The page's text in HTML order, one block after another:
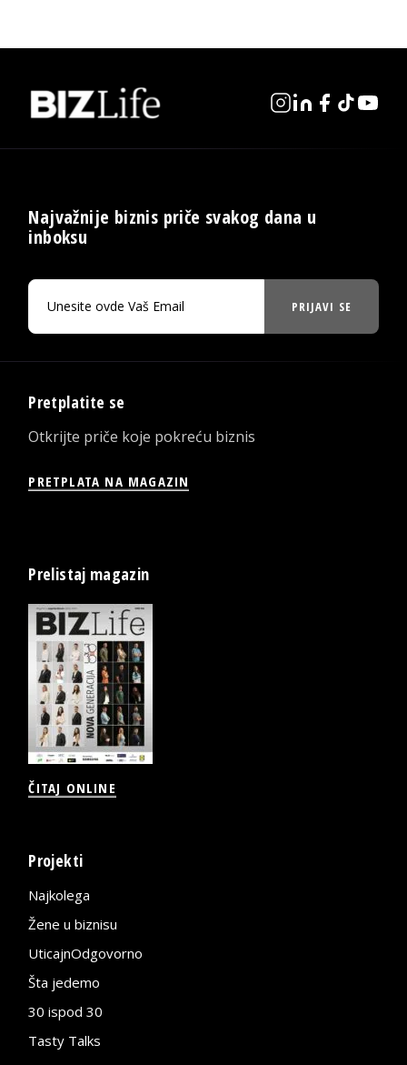
Najvažnije biznis priče svakog dana u
inboksu
PRIJAVI SE
Pretplatite se
Otkrijte priče koje pokreću biznis
PRETPLATA NA MAGAZIN
Prelistaj magazin
ČITAJ ONLINE
Projekti
Najkolega
Žene u biznisu
UticajnOdgovorno
Šta jedemo
30 ispod 30
Tasty Talks